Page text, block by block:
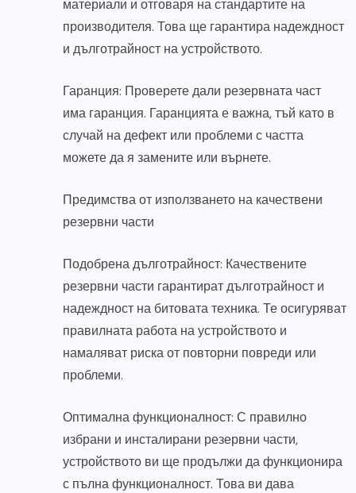
материали и отговаря на стандартите на
производителя. Това ще гарантира надеждност
и дълготрайност на устройството.
Гаранция: Проверете дали резервната част
има гаранция. Гаранцията е важна, тъй като в
случай на дефект или проблеми с частта
можете да я замените или върнете.
Предимства от използването на качествени
резервни части
Подобрена дълготрайност: Качествените
резервни части гарантират дълготрайност и
надеждност на битовата техника. Те осигуряват
правилната работа на устройството и
намаляват риска от повторни повреди или
проблеми.
Оптимална функционалност: С правилно
избрани и инсталирани резервни части,
устройството ви ще продължи да функционира
с пълна функционалност. Това ви дава